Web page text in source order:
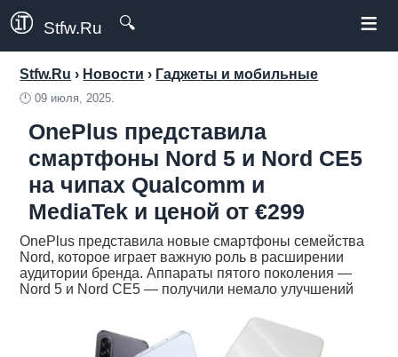
Stfw.Ru 🔍 ≡
Stfw.Ru › Новости › Гаджеты и мобильные
🕛09 июля, 2025.
OnePlus представила
смартфоны Nord 5 и Nord CE5
на чипах Qualcomm и
MediaTek и ценой от €299
OnePlus представила новые смартфоны семейства
Nord, которое играет важную роль в расширении
аудитории бренда. Аппараты пятого поколения —
Nord 5 и Nord CE5 — получили немало улучшений